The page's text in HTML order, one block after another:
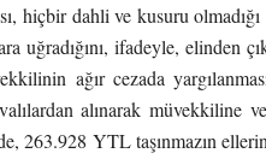
hiçbir dahli ve kusuru olmadığı
uğradığını, ifadeyle, elinden
ağır cezada
alınarak müvekkiline
263.928 YTL taşınmazın